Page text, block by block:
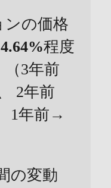
ンの価格
4.64%程度
3年前
2年前
1年前→
の変動